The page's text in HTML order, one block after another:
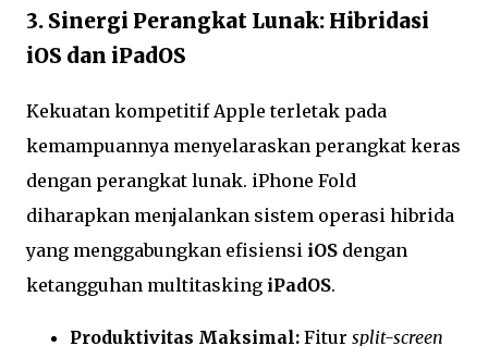
3. Sinergi Perangkat Lunak: Hibridasi
iOS dan iPadOS
Kekuatan kompetitif Apple terletak pada
kemampuannya menyelaraskan perangkat keras
dengan perangkat lunak. iPhone Fold
diharapkan menjalankan sistem operasi hibrida
yang menggabungkan efisiensi iOS dengan
ketangguhan multitasking iPadOS.
Produktivitas Maksimal: Fitur split-screen